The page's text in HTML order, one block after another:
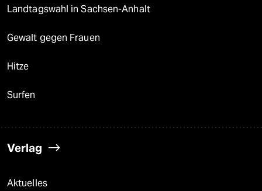
Landtagswahl in Sachsen-Anhalt
Gewalt gegen Frauen
Hitze
Surfen
Verlag
Aktuelles